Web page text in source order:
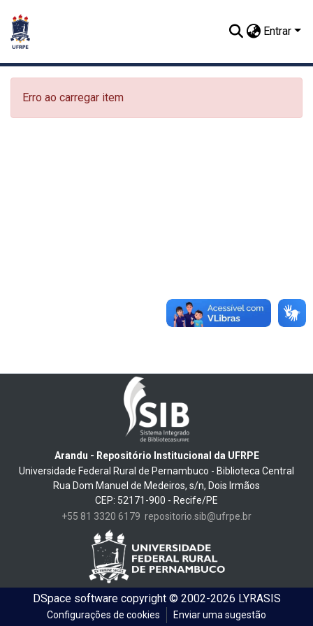
Entrar
Erro ao carregar item
Arandu - Repositório Institucional da UFRPE
Universidade Federal Rural de Pernambuco - Biblioteca Central
Rua Dom Manuel de Medeiros, s/n, Dois Irmãos
CEP: 52171-900 - Recife/PE
+55 81 3320 6179 repositorio.sib@ufrpe.br
DSpace softwarecopyright © 2002-2026 LYRASIS
Configurações de cookies Enviar uma sugestão